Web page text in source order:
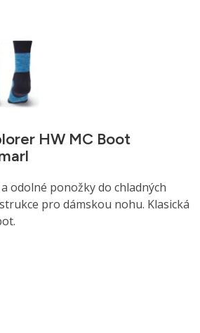
HW MC Boot
odolné ponožky do chladných
pro dámskou nohu. Klasická